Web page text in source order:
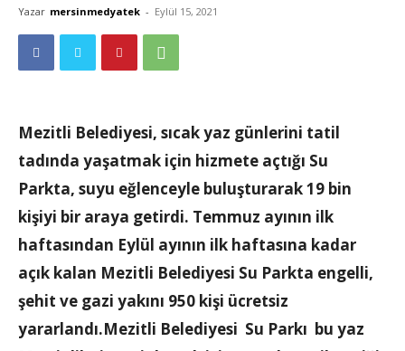
Yazar mersinmedyatek - Eylül 15, 2021
Mezitli Belediyesi, sıcak yaz günlerini tatil
tadında yaşatmak için hizmete açtığı Su
Parkta, suyu eğlenceyle buluşturarak 19 bin
kişiyi bir araya getirdi. Temmuz ayının ilk
haftasından Eylül ayının ilk haftasına kadar
açık kalan Mezitli Belediyesi Su Parkta engelli,
şehit ve gazi yakını 950 kişi ücretsiz
yararlandı.Mezitli Belediyesi Su Parkı bu yaz